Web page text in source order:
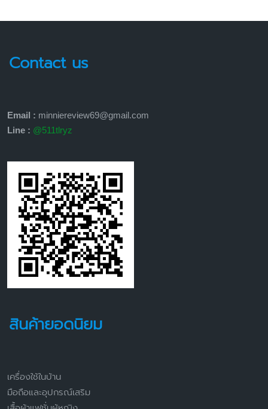
Contact us
Email : minniereview69@gmail.com
Line : @511tlryz
สินค้ายอดนิยม
เครื่องใช้ในบ้าน
มือถือและอุปกรณ์เสริม